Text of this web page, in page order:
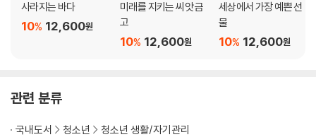
사라지는 바다
12,600원
10%
미래를 지키는 씨앗 금
고
12,600원
10%
세상에서 가장 예쁜 선
물
12,600원
10%
관련 분류
국내도서 청소년 청소년 생활/자기관리